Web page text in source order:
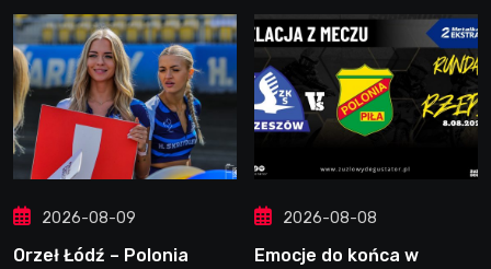
2026-08-09
Orzeł Łódź – Polonia
2026-08-08
Emocje do końca w